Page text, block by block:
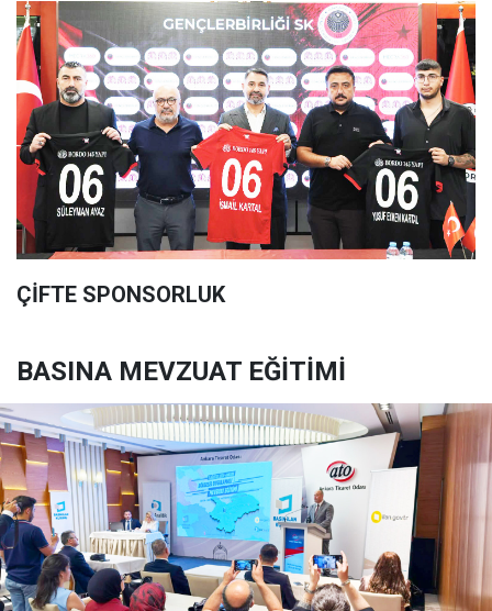
ÇİFTE SPONSORLUK
BASINA MEVZUAT EĞİTİMİ